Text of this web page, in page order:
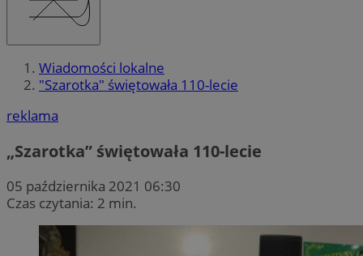
Wiadomości lokalne
"Szarotka" świętowała 110-lecie
reklama
„Szarotka” świętowała 110-lecie
05 października 2021 06:30
Czas czytania: 2 min.